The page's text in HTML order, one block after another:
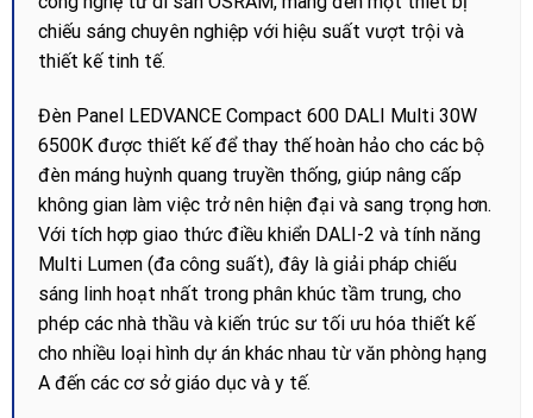
chiếu sáng chuyên nghiệp với hiệu suất vượt trội và
thiết kế tinh tế.
Đèn Panel LEDVANCE Compact 600 DALI Multi 30W
6500K được thiết kế để thay thế hoàn hảo cho các bộ
đèn máng huỳnh quang truyền thống, giúp nâng cấp
không gian làm việc trở nên hiện đại và sang trọng hơn.
Với tích hợp giao thức điều khiển DALI-2 và tính năng
Multi Lumen (đa công suất), đây là giải pháp chiếu
sáng linh hoạt nhất trong phân khúc tầm trung, cho
phép các nhà thầu và kiến trúc sư tối ưu hóa thiết kế
cho nhiều loại hình dự án khác nhau từ văn phòng hạng
A đến các cơ sở giáo dục và y tế.